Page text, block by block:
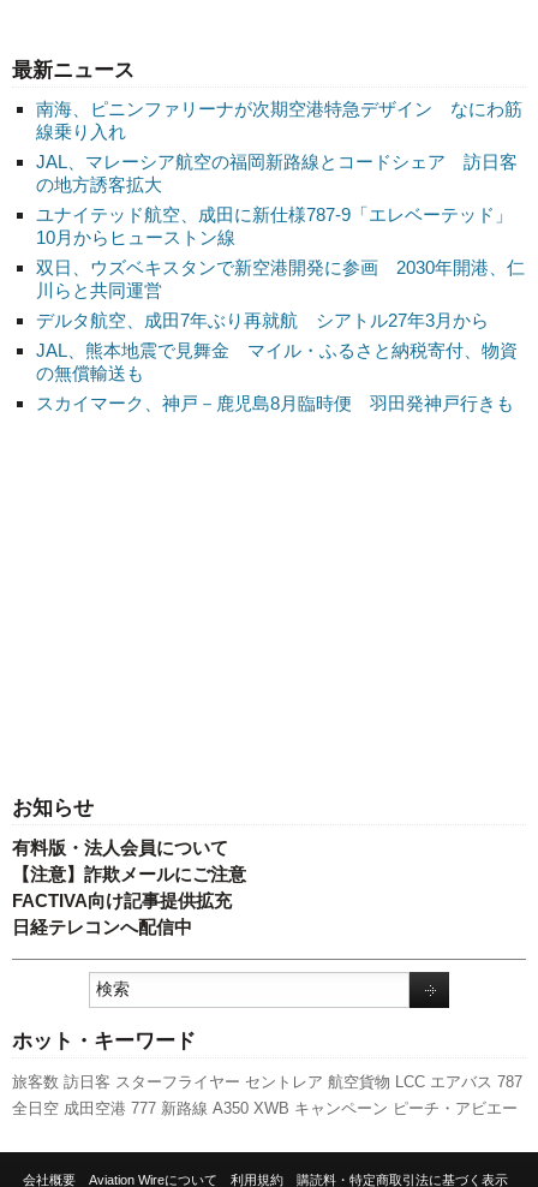
最新ニュース
南海、ピニンファリーナが次期空港特急デザイン なにわ筋
線乗り入れ
JAL、マレーシア航空の福岡新路線とコードシェア 訪日客
の地方誘客拡大
ユナイテッド航空、成田に新仕様787-9「エレベーテッド」
10月からヒューストン線
双日、ウズベキスタンで新空港開発に参画 2030年開港、仁
川らと共同運営
デルタ航空、成田7年ぶり再就航 シアトル27年3月から
JAL、熊本地震で見舞金 マイル・ふるさと納税寄付、物資
の無償輸送も
スカイマーク、神戸－鹿児島8月臨時便 羽田発神戸行きも
お知らせ
有料版・法人会員について
【注意】詐欺メールにご注意
FACTIVA向け記事提供拡充
日経テレコンへ配信中
ホット・キーワード
旅客数 訪日客 スターフライヤー セントレア 航空貨物 LCC エアバス 787
全日空 成田空港 777 新路線 A350 XWB キャンペーン ピーチ・アビエー
会社概要 Aviation Wireについて 利用規約 購読料・特定商取引法に基づく表示